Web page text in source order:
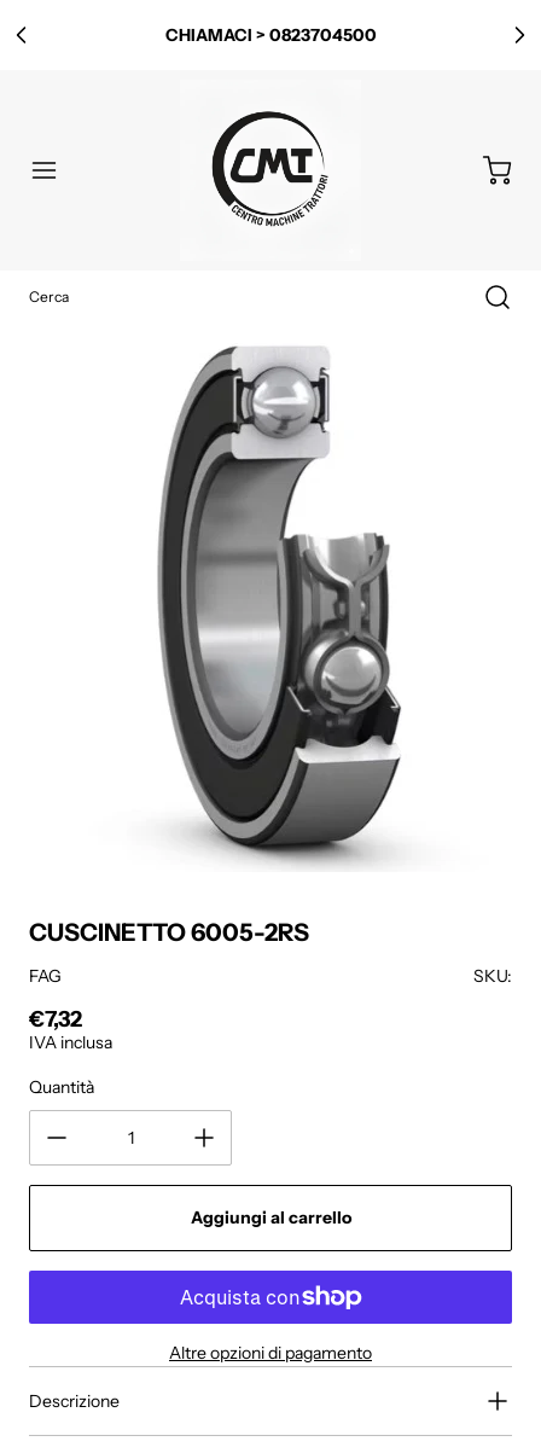
CHIAMACI > 0823704500
CUSCINETTO 6005-2RS
FAG
SKU:
Prezzo regolare
€7,32
IVA inclusa
Quantità
Aggiungi al carrello
Altre opzioni di pagamento
Descrizione